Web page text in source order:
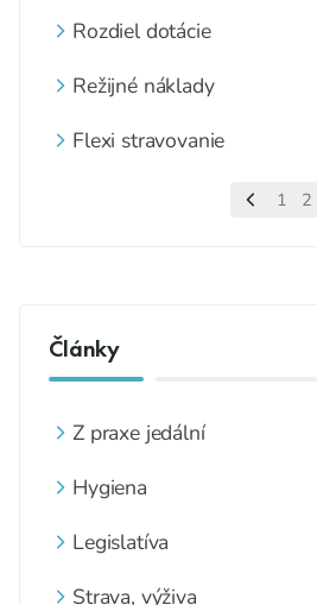
Rozdiel dotácie
Režijné náklady
Flexi stravovanie
1 2
Články
Z praxe jedální
Hygiena
Legislatíva
Strava, výživa